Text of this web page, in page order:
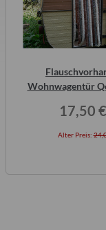
Wohnwagentür
17,50 €
Alter Preis: